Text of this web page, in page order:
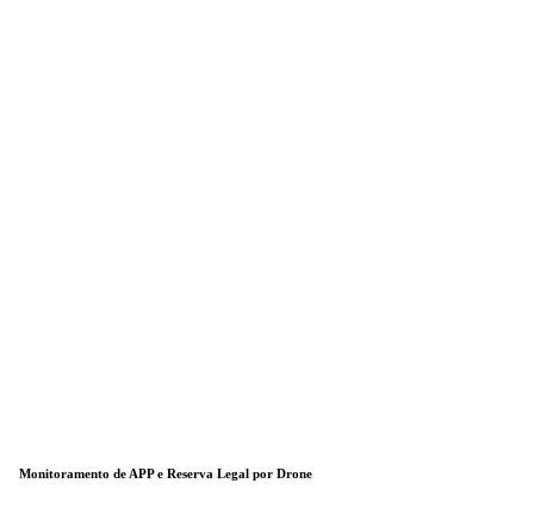
Monitoramento de APP e Reserva Legal por Drone